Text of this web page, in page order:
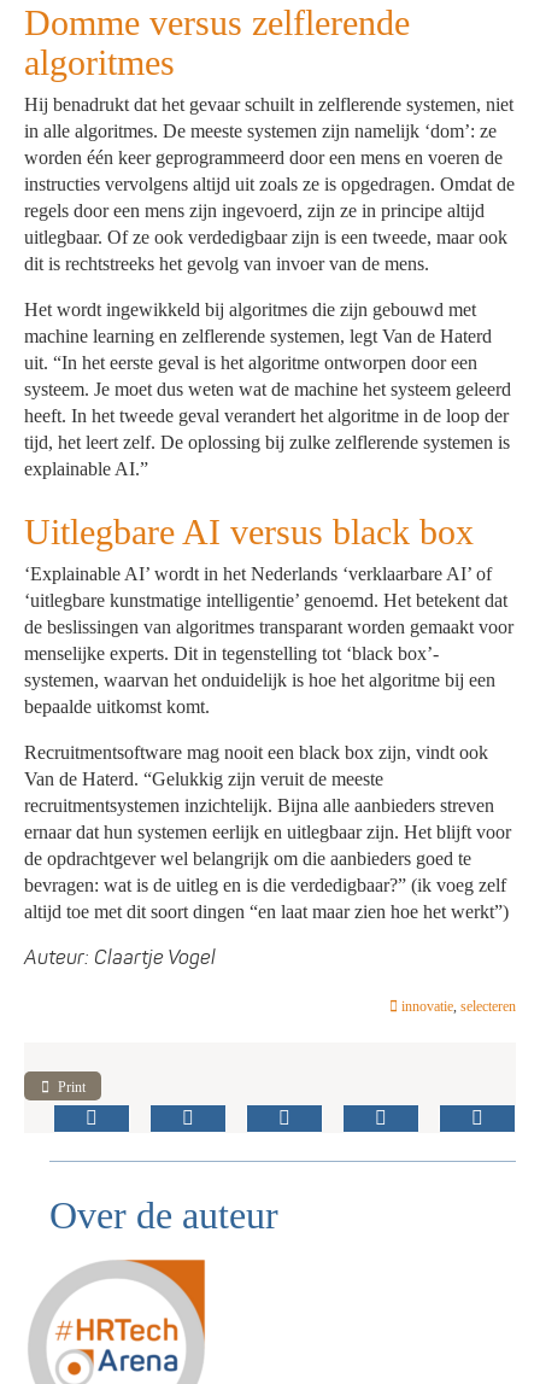
Domme versus zelflerende
algoritmes
Hij benadrukt dat het gevaar schuilt in zelflerende systemen, niet
in alle algoritmes. De meeste systemen zijn namelijk ‘dom’: ze
worden één keer geprogrammeerd door een mens en voeren de
instructies vervolgens altijd uit zoals ze is opgedragen. Omdat de
regels door een mens zijn ingevoerd, zijn ze in principe altijd
uitlegbaar. Of ze ook verdedigbaar zijn is een tweede, maar ook
dit is rechtstreeks het gevolg van invoer van de mens.
Het wordt ingewikkeld bij algoritmes die zijn gebouwd met
machine learning en zelflerende systemen, legt Van de Haterd
uit. “In het eerste geval is het algoritme ontworpen door een
systeem. Je moet dus weten wat de machine het systeem geleerd
heeft. In het tweede geval verandert het algoritme in de loop der
tijd, het leert zelf. De oplossing bij zulke zelflerende systemen is
explainable AI.”
Uitlegbare AI versus black box
‘Explainable AI’ wordt in het Nederlands ‘verklaarbare AI’ of
‘uitlegbare kunstmatige intelligentie’ genoemd. Het betekent dat
de beslissingen van algoritmes transparant worden gemaakt voor
menselijke experts. Dit in tegenstelling tot ‘black box’-
systemen, waarvan het onduidelijk is hoe het algoritme bij een
bepaalde uitkomst komt.
Recruitmentsoftware mag nooit een black box zijn, vindt ook
Van de Haterd. “Gelukkig zijn veruit de meeste
recruitmentsystemen inzichtelijk. Bijna alle aanbieders streven
ernaar dat hun systemen eerlijk en uitlegbaar zijn. Het blijft voor
de opdrachtgever wel belangrijk om die aanbieders goed te
bevragen: wat is de uitleg en is die verdedigbaar?” (ik voeg zelf
altijd toe met dit soort dingen “en laat maar zien hoe het werkt”)
Auteur: Claartje Vogel
innovatie, selecteren
Print
Over de auteur